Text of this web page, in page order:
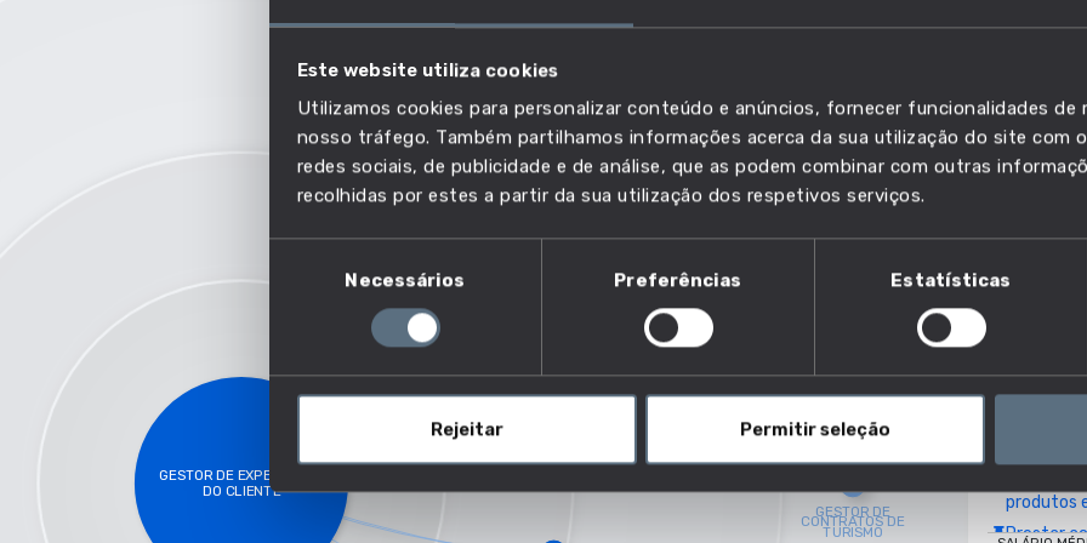
Este website utiliza cookies
Utilizamos cookies para personalizar conteúdo e anúncios, fornecer funcionalidades de
nosso tráfego. Também partilhamos informações acerca da sua utilização do site com
redes sociais, de publicidade e de análise, que as podem combinar com outras
recolhidas por estes a partir da sua utilização dos respetivos serviços.
consentimento
Necessários Preferências Estatísticas
Rejeitar Permitir seleção
MAIS COMPETÊNCIAS EM COMUM
MAIS EMPREGO
MENOR RISCO DE AUTOMAÇÃO
SALARIO MAIS ELEVADO
Próximidade
Baixo
Que
7
Gerir
produtos
Prestar